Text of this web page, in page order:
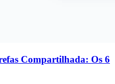
Compartilhada: Os 6